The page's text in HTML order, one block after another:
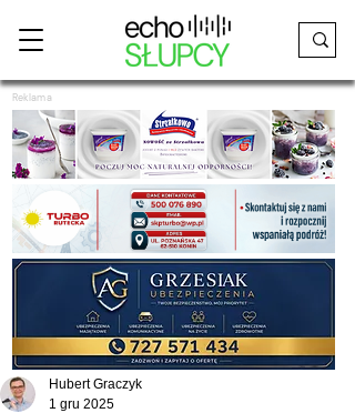
Reklama
Hubert Graczyk
1 gru 2025